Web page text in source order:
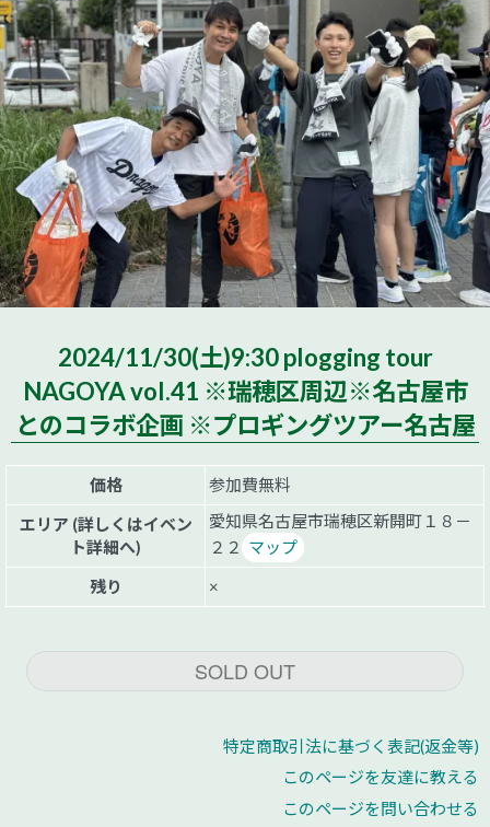
2024/11/30(土)9:30 plogging tour
NAGOYA vol.41 ※瑞穂区周辺※名古屋市
とのコラボ企画 ※プロギングツアー名古屋
価格
参加費無料
エリア (詳しくはイベン
ト詳細へ)
愛知県名古屋市瑞穂区新開町１８－
２２ マップ
残り
×
SOLD OUT
特定商取引法に基づく表記(返金等)
このページを友達に教える
このページを問い合わせる